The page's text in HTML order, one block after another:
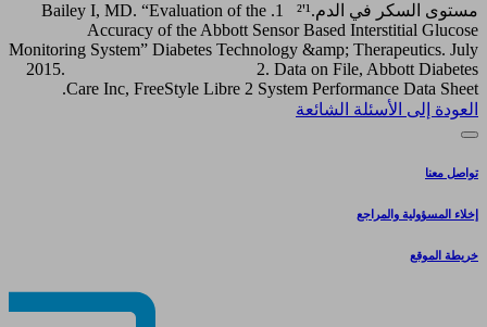
مستوى السكر في الدم.¹'² 1. Bailey I, MD. “Evaluation of the
Accuracy of the Abbott Sensor Based Interstitial Glucose
Monitoring System” Diabetes Technology &amp; Therapeutics. July
2015. 2. Data on File, Abbott Diabetes
Care Inc, FreeStyle Libre 2 System Performance Data Sheet.
العودة إلى الأسئلة الشائعة
تواصل معنا
إخلاء المسؤولية والمراجع
خريطة الموقع